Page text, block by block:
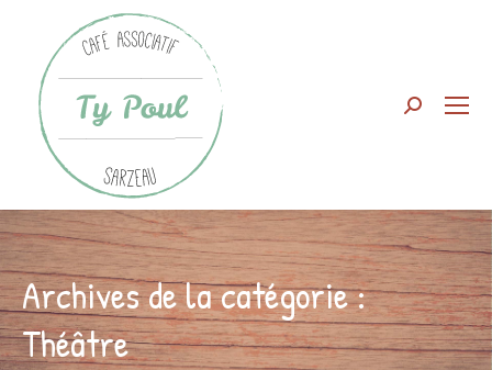
Search:
Archives de la catégorie :
Théâtre